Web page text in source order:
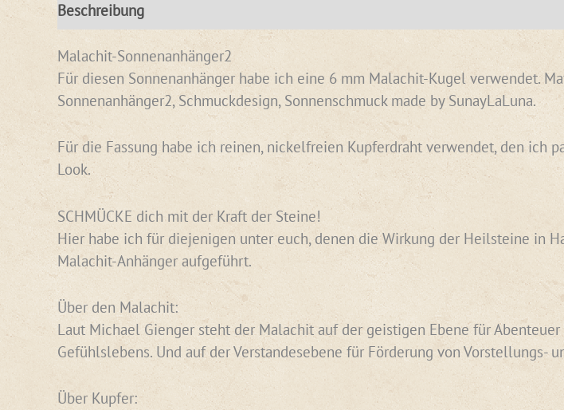
Beschreibung
Malachit-Sonnenanhänger2
Für diesen Sonnenanhänger habe ich eine 6 mm Malachit-Kugel verwendet.
Sonnenanhänger2, Schmuckdesign, Sonnenschmuck made by SunayLaLuna.
Für die Fassung habe ich reinen, nickelfreien Kupferdraht verwendet, den
Look.
SCHMÜCKE dich mit der Kraft der Steine!
Hier habe ich für diejenigen unter euch, denen die Wirkung der Heilsteine in
Malachit-Anhänger aufgeführt.
Über den Malachit:
Laut Michael Gienger steht der Malachit auf der geistigen Ebene für
Gefühlslebens. Und auf der Verstandesebene für Förderung von Vorstellungs-
Über Kupfer: